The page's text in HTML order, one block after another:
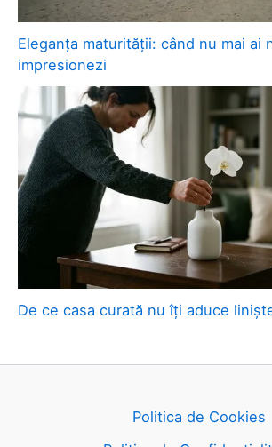
Eleganța maturității: când nu mai ai
impresionezi
De ce casa curată nu îți aduce
Politica de Cookies